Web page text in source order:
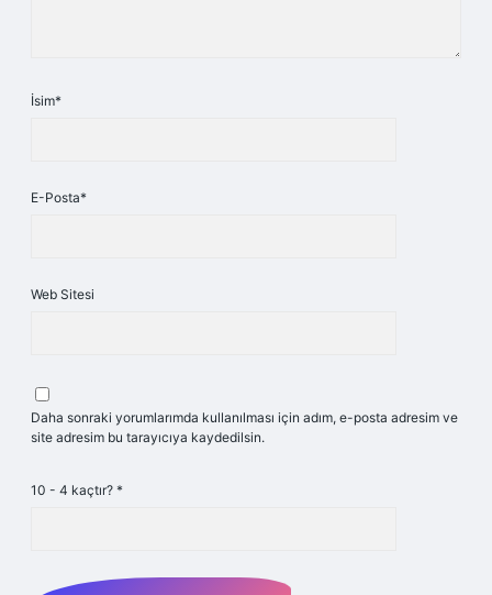
İsim*
E-Posta*
Web Sitesi
Daha sonraki yorumlarımda kullanılması için adım, e-posta adresim ve
site adresim bu tarayıcıya kaydedilsin.
10 - 4 kaçtır? *